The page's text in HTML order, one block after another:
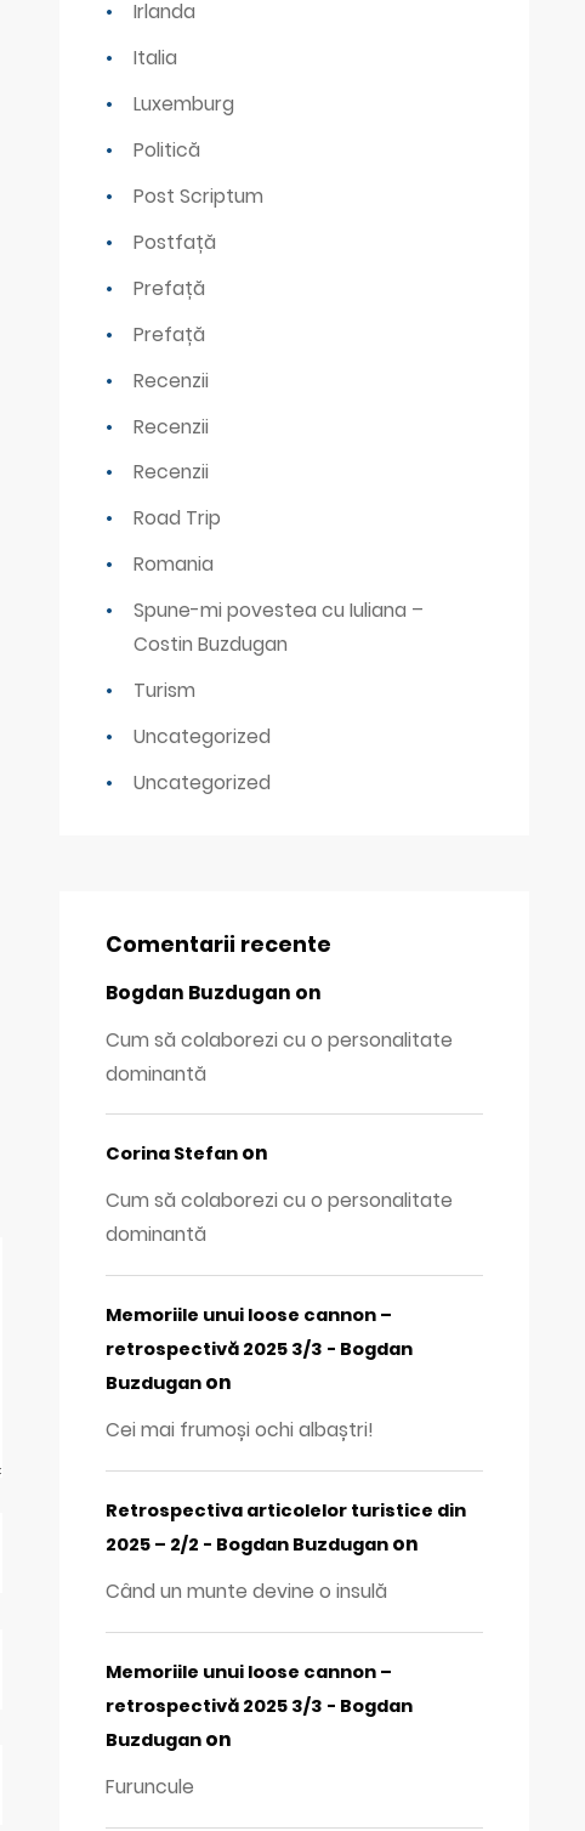
Irlanda
Italia
Luxemburg
Politică
Post Scriptum
Postfață
Prefață
Prefață
Recenzii
Recenzii
Recenzii
Road Trip
Romania
Spune-mi povestea cu Iuliana –
Costin Buzdugan
Turism
Uncategorized
Uncategorized
Comentarii recente
Bogdan Buzdugan on
Cum să colaborezi cu o personalitate
dominantă
Corina Stefan on
Cum să colaborezi cu o personalitate
dominantă
Memoriile unui loose cannon –
retrospectivă 2025 3/3 - Bogdan
Buzdugan on
Cei mai frumoși ochi albaștri!
Retrospectiva articolelor turistice din
2025 – 2/2 - Bogdan Buzdugan on
Când un munte devine o insulă
Memoriile unui loose cannon –
retrospectivă 2025 3/3 - Bogdan
Buzdugan on
Furuncule